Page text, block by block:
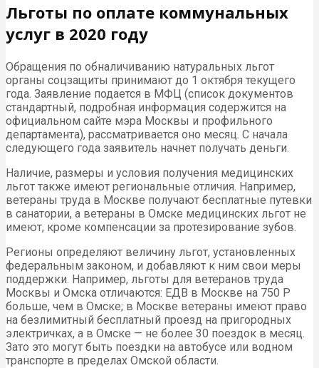
Льготы по оплате коммунальных
услуг в 2020 году
Обращения по обналичиванию натуральных льгот
органы соцзащиты принимают до 1 октября текущего
года. Заявление подается в МФЦ (список документов
стандартный, подробная информация содержится на
официальном сайте мэра Москвы и профильного
департамента), рассматривается оно месяц. С начала
следующего года заявитель начнет получать деньги.
Наличие, размеры и условия получения медицинских
льгот также имеют региональные отличия. Например,
ветераны труда в Москве получают бесплатные путевки
в санатории, а ветераны в Омске медицинских льгот не
имеют, кроме компенсации за протезирование зубов.
Регионы определяют величину льгот, установленных
федеральным законом, и добавляют к ним свои меры
поддержки. Например, льготы для ветеранов труда
Москвы и Омска отличаются: ЕДВ в Москве на 750 Р
больше, чем в Омске; в Москве ветераны имеют право
на безлимитный бесплатный проезд на пригородных
электричках, а в Омске — не более 30 поездок в месяц.
Зато это могут быть поездки на автобусе или водном
транспорте в пределах Омской области.